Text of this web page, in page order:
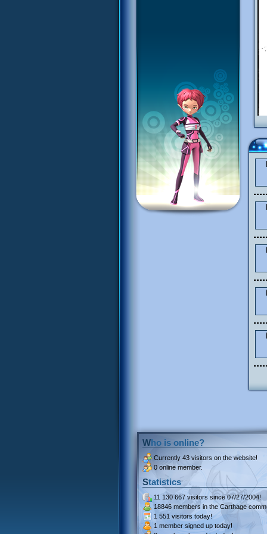
Who is online?
Currently 43 visitors on the website!
0 online member.
Statistics
11 130 667 visitors since 07/27/2004!
18846 members in the Carthage
1 551 visitors today!
1 member signed up today!